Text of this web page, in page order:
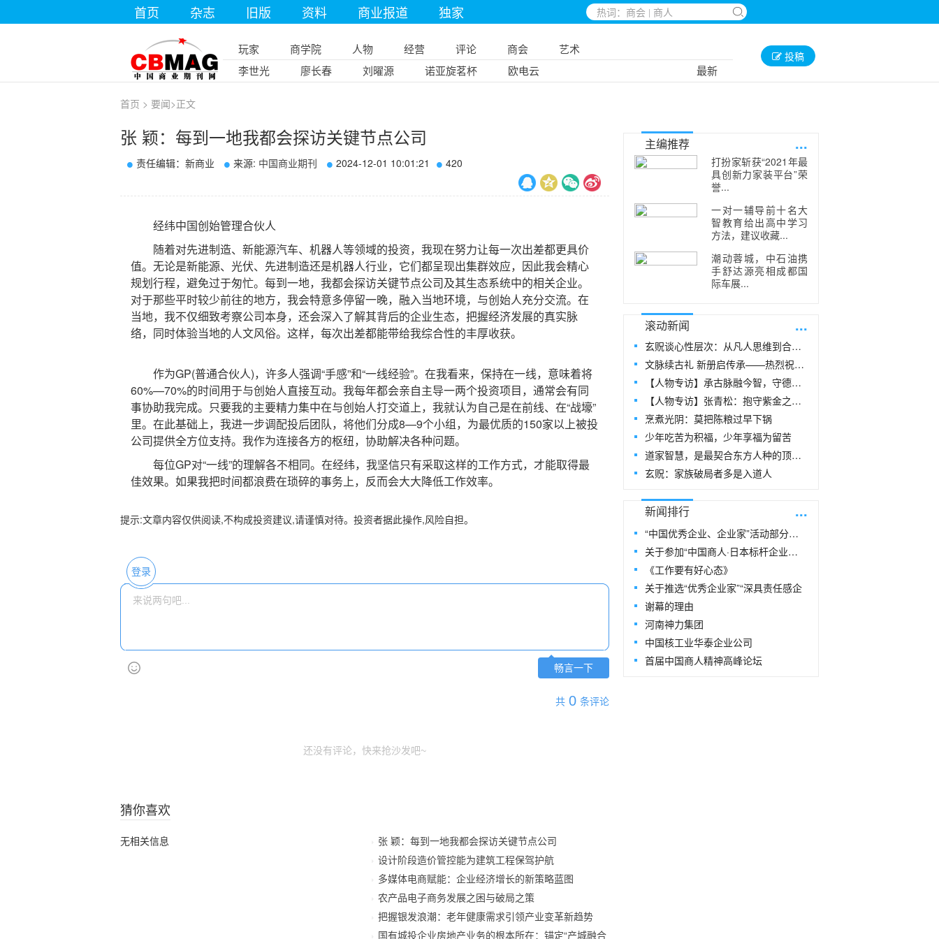
首页 杂志 旧版 资料 商业报道 独家
玩家 商学院 人物 经营 评论 商会
艺术
李世光
廖长春 刘曜源 诺亚旋茗杯 欧电云 最新
投稿
首页 > 要闻>正文
张 颖：每到一地我都会探访关键节点公司
责任编辑：新商业 来源: 中国商业期刊 2024-12-01 10:01:21 420
经纬中国创始管理合伙人
随着对先进制造、新能源汽车、机器人等领域的投资，我现在努力让每一次出差都更具价
值。无论是新能源、光伏、先进制造还是机器人行业，它们都呈现出集群效应，因此我会精心
规划行程，避免过于匆忙。每到一地，我都会探访关键节点公司及其生态系统中的相关企业。
对于那些平时较少前往的地方，我会特意多停留一晚，融入当地环境，与创始人充分交流。在
当地，我不仅细致考察公司本身，还会深入了解其背后的企业生态，把握经济发展的真实脉
络，同时体验当地的人文风俗。这样，每次出差都能带给我综合性的丰厚收获。
作为GP(普通合伙人)，许多人强调“手感”和“一线经验”。在我看来，保持在一线，意味着将
60%—70%的时间用于与创始人直接互动。我每年都会亲自主导一两个投资项目，通常会有同
事协助我完成。只要我的主要精力集中在与创始人打交道上，我就认为自己是在前线、在“战壕”
里。在此基础上，我进一步调配投后团队，将他们分成8—9个小组，为最优质的150家以上被投
公司提供全方位支持。我作为连接各方的枢纽，协助解决各种问题。
每位GP对“一线”的理解各不相同。在经纬，我坚信只有采取这样的工作方式，才能取得最
佳效果。如果我把时间都浪费在琐碎的事务上，反而会大大降低工作效率。
提示:文章内容仅供阅读,不构成投资建议,请谨慎对待。投资者据此操作,风险自担。
登录
畅言一下
共 0 条评论
还没有评论，快来抢沙发吧~
猜你喜欢
无相关信息
张 颖：每到一地我都会探访关键节点公司
设计阶段造价管控能为建筑工程保驾护航
多媒体电商赋能：企业经济增长的新策略蓝图
农产品电子商务发展之困与破局之策
把握银发浪潮：老年健康需求引领产业变革新趋势
国有城投企业房地产业务的根本所在：锚定“产城融合
主编推荐 ...
打扮家斩获“2021年最
具创新力家装平台”荣
誉...
一对一辅导前十名大
智教育给出高中学习
方法，建议收藏...
潮动蓉城，中石油携
手舒达源亮相成都国
际车展...
滚动新闻 ...
玄贶谈心性层次：从凡人思维到合道思维
文脉续古礼 新册启传承——热烈祝贺玄
【人物专访】承古脉融今智，守德心安人居
【人物专访】张青松：抱守紫金之阳，在周易
烹煮光阴：莫把陈粮过早下锅
少年吃苦为积福，少年享福为留苦
道家智慧，是最契合东方人种的顶级生命指
玄贶：家族破局者多是入道人
新闻排行 ...
“中国优秀企业、企业家”活动部分风采
关于参加“中国商人·日本标杆企业研修
《工作要有好心态》
关于推选“优秀企业家”“深具责任感企
谢幕的理由
河南神力集团
中国核工业华泰企业公司
首届中国商人精神高峰论坛